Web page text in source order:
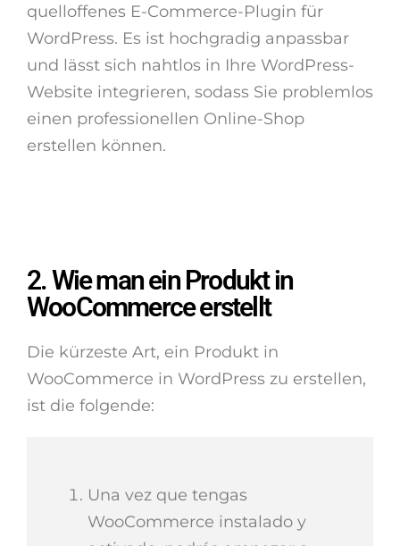
quelloffenes E-Commerce-Plugin für
WordPress. Es ist hochgradig anpassbar
und lässt sich nahtlos in Ihre WordPress-
Website integrieren, sodass Sie problemlos
einen professionellen Online-Shop
erstellen können.
2. Wie man ein Produkt in
WooCommerce erstellt
Die kürzeste Art, ein Produkt in
WooCommerce in WordPress zu erstellen,
ist die folgende:
Una vez que tengas
WooCommerce instalado y